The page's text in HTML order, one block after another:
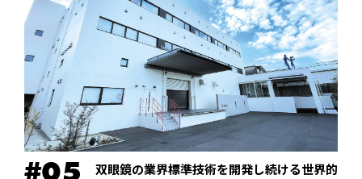
双眼鏡の業界標準技術を開発し続ける世界的